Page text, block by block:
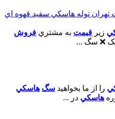
توله هاسکي سفيد قهوه اي
زير قيمت به مشتري فروش
يک ❌ سگ ...
را از ما بخواهيد سگ هاسکي
هاسکي در ...